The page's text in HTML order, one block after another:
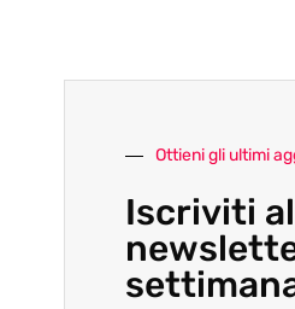
Ottieni gli ultimi
Iscriviti